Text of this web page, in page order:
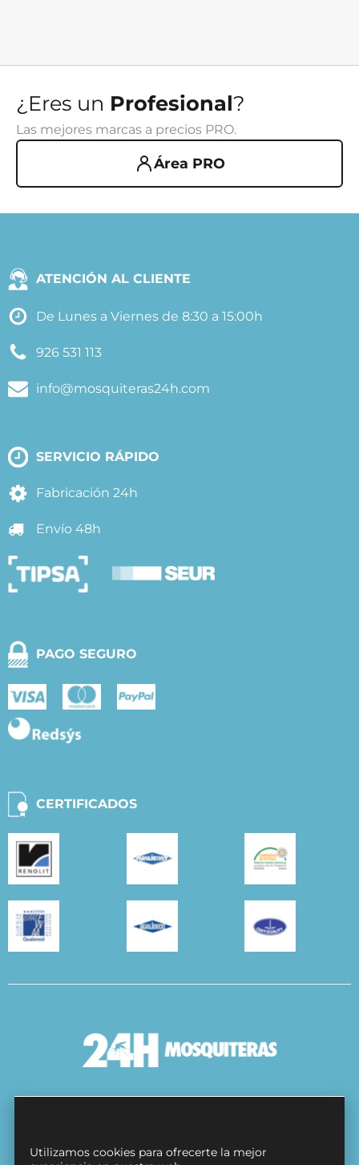
¿Eres un Profesional?
Las mejores marcas a precios PRO.
Área PRO
ATENCIÓN AL CLIENTE
De Lunes a Viernes de 8:30 a 15:00h
926 531 113
info@mosquiteras24h.com
SERVICIO RÁPIDO
Fabricación 24h
Envío 48h
PAGO SEGURO
CERTIFICADOS
Protección de datos
Utilizamos cookies para ofrecerte la mejor